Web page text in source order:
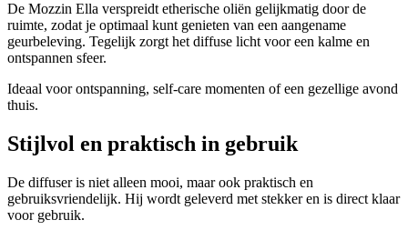
De Mozzin Ella verspreidt etherische oliën gelijkmatig door de
ruimte, zodat je optimaal kunt genieten van een aangename
geurbeleving. Tegelijk zorgt het diffuse licht voor een kalme en
ontspannen sfeer.
Ideaal voor ontspanning, self-care momenten of een gezellige avond
thuis.
Stijlvol en praktisch in gebruik
De diffuser is niet alleen mooi, maar ook praktisch en
gebruiksvriendelijk. Hij wordt geleverd met stekker en is direct klaar
voor gebruik.